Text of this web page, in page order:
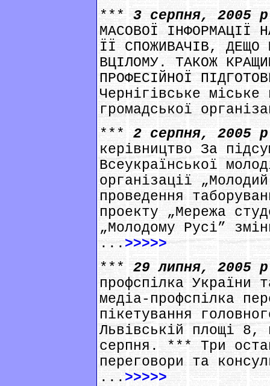
***3 серпня, 2005
МАСОВОЇ ІНФОРМАЦІЇ
ЇЇ СПОЖИВАЧІВ, ДЕЩО
ВЦІЛОМУ. ТАКОЖ
ПРОФЕСІЙНОЇ
Чернігівське міське
громадської
***2 серпня, 2005
керівництво За
Всеукраїнської
організації
проведення
проекту „Мережа
„Молодому Русі”
...>>>>>
***29 липня, 2005
профспілка України
медіа-профспілка
пікетування
Львівській площі
серпня. *** Три
переговори та
...>>>>>